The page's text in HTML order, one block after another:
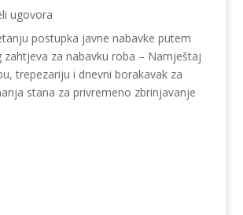
ugovora
postupka javne nabavke putem
zahtjeva za nabavku roba – Namještaj
trepezariju i dnevni borakavak za
stana za privremeno zbrinjavanje